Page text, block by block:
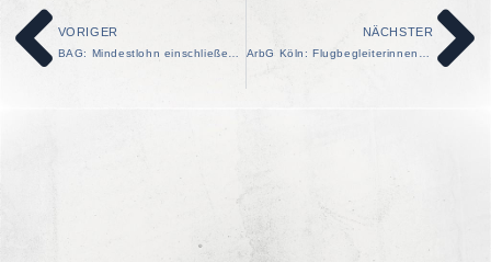
VORIGER
BAG: Mindestlohn einschließende arbeitsvertragliche Verfallklausel ist unwirksam
NÄCHSTER
ArbG Köln: Flugbegleiterinnen scheitern mit Klage wegen kontaminierter Kabinenluft im Flugzeug